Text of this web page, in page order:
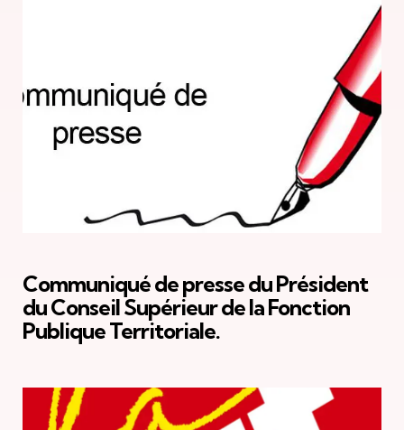
Communiqué de presse du Président
du Conseil Supérieur de la Fonction
Publique Territoriale.